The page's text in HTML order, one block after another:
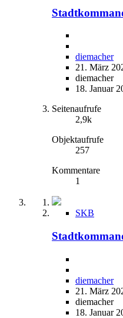
diemacher
21. März
diemacher
18. Januar
Seitenaufrufe
2,9k
Objektaufrufe
257
Kommentare
1
SKB
diemacher
21. März
diemacher
18. Januar